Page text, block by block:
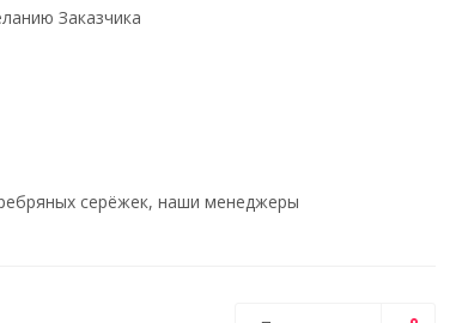
Заказчика
серёжек, наши менеджеры